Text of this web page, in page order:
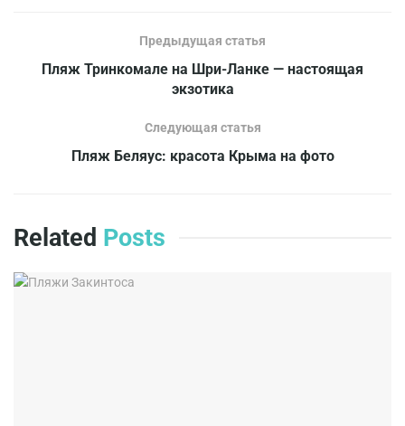
Предыдущая статья
Пляж Тринкомале на Шри-Ланке — настоящая
экзотика
Следующая статья
Пляж Беляус: красота Крыма на фото
Related Posts